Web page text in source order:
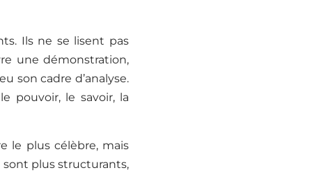
Ils ne se lisent pas
une démonstration,
son cadre d’analyse.
pouvoir, le savoir, la
le plus célèbre, mais
plus structurants,